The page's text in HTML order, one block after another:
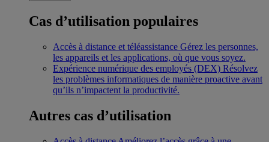
Cas d’utilisation populaires
Accès à distance et téléassistance Gérez les personnes,
les appareils et les applications, où que vous soyez.
Expérience numérique des employés (DEX) Résolvez
les problèmes informatiques de manière proactive avant
qu’ils n’impactent la productivité.
Autres cas d’utilisation